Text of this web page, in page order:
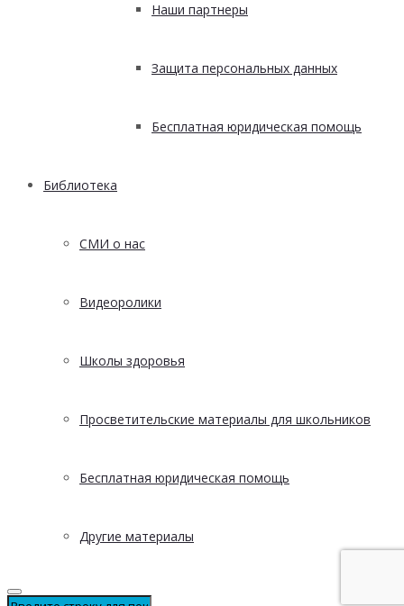
Наши партнеры
Защита персональных данных
Бесплатная юридическая помощь
Библиотека
СМИ о нас
Видеоролики
Школы здоровья
Просветительские материалы для школьников
Бесплатная юридическая помощь
Другие материалы